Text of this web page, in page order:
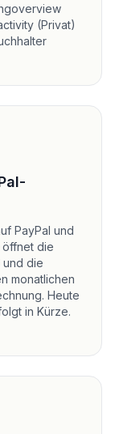
(Privat)
PayPal und
die
und die
monatlichen
Heute
in Kürze.